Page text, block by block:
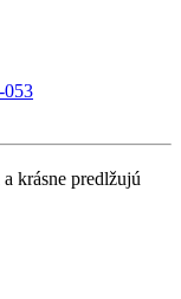
053
krásne predlžujú